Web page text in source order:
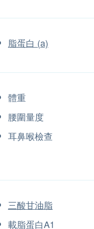
脂蛋白 (a)
體重
腰圍量度
耳鼻喉檢查
三酸甘油脂
載脂蛋白A1